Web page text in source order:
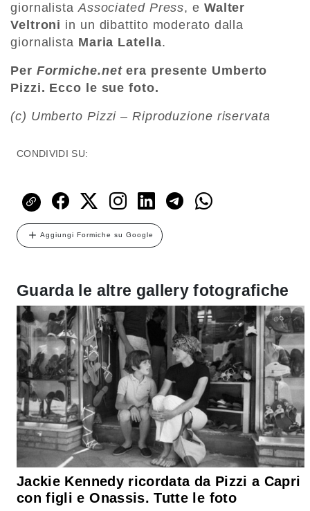
giornalistaAssociated Press, e Walter
Veltroni in un dibattito moderato dalla
giornalista Maria Latella.
Per Formiche.netera presente Umberto
Pizzi. Ecco le sue foto.
(c) Umberto Pizzi – Riproduzione riservata
CONDIVIDI SU:
Aggiungi Formiche su Google
Guarda le altre gallery fotografiche
Jackie Kennedy ricordata da Pizzi a Capri
con figli e Onassis. Tutte le foto